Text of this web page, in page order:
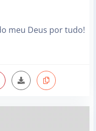
meu Deus por tudo!